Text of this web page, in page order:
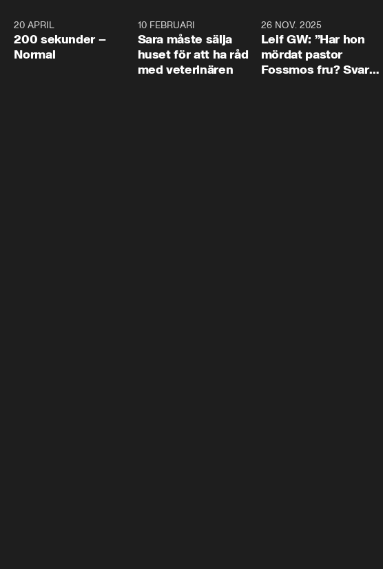
4:2320 APRIL
200 sekunder –
Normal
10 FEBRUARI
Sara måste sälja
huset för att ha råd
med veterinären
26 NOV. 2025
Leif GW: ”Har hon
mördat pastor
Fossmos fru? Svar